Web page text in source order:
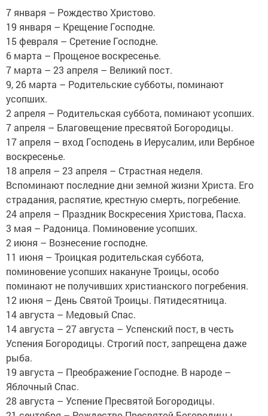
7 января – Рождество Христово.
19 января – Крещение Господне.
15 февраля – Сретение Господне.
6 марта – Прощеное воскресенье.
7 марта – 23 апреля – Великий пост.
9, 26 марта – Родительские субботы, поминают
усопших.
2 апреля – Родительская суббота, поминают усопших.
7 апреля – Благовещение пресвятой Богородицы.
17 апреля – вход Господень в Иерусалим, или Вербное
воскресенье.
18 апреля – 23 апреля – Страстная неделя.
Вспоминают последние дни земной жизни Христа. Его
страдания, распятие, крестную смерть, погребение.
24 апреля – Праздник Воскресения Христова, Пасха.
3 мая – Радоница. Поминовение усопших.
2 июня – Вознесение господне.
11 июня – Троицкая родительская суббота,
поминовение усопших накануне Троицы, особо
поминают не получивших христианского погребения.
12 июня – День Святой Троицы. Пятидесятница.
14 августа – Медовый Спас.
14 августа – 27 августа – Успенский пост, в честь
Успения Богородицы. Строгий пост, запрещена даже
рыба.
19 августа – Преображение Господне. В народе –
Яблочный Спас.
28 августа – Успение Пресвятой Богородицы.